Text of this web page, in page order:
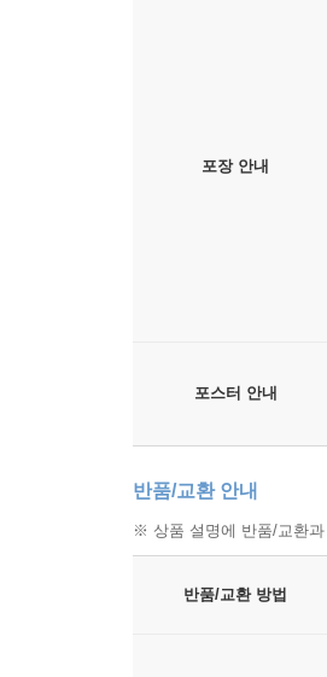
포장 안내
포스터 안내
반품/교환 안내
※ 상품 설명에 반품/교환
반품/교환 방법